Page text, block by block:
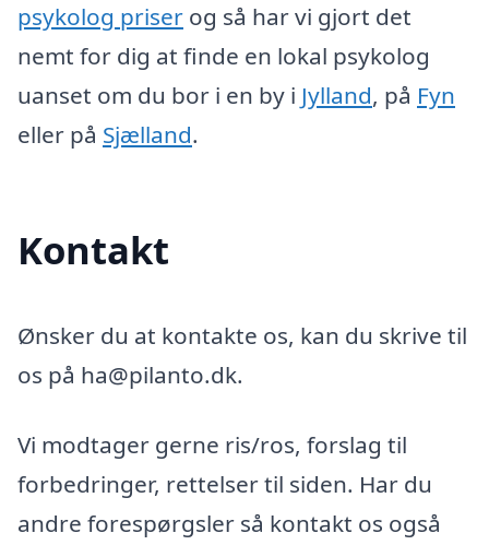
psykolog priser og så har vi gjort det
nemt for dig at finde en lokal psykolog
uanset om du bor i en by i Jylland, på Fyn
eller på Sjælland.
Kontakt
Ønsker du at kontakte os, kan du skrive til
os på ha@pilanto.dk.
Vi modtager gerne ris/ros, forslag til
forbedringer, rettelser til siden. Har du
andre forespørgsler så kontakt os også